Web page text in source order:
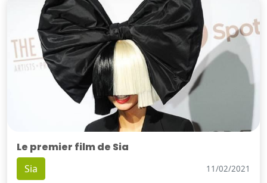
Le premier film de Sia
Sia 11/02/2021